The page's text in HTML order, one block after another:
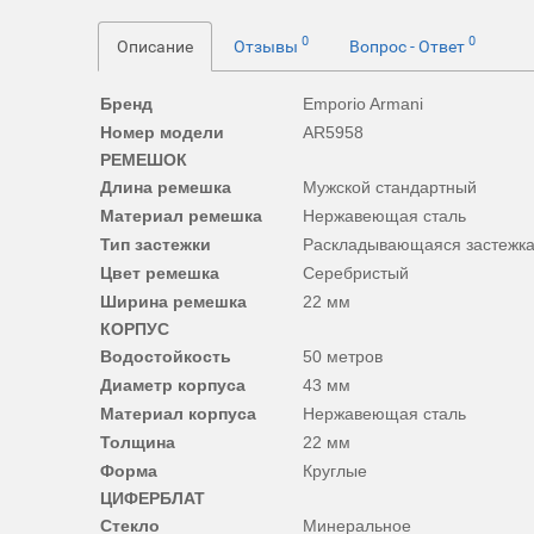
Описание Отзывы0 Вопрос - Ответ0
Бренд
Emporio Armani
Номер модели
AR5958
РЕМЕШОК
Длина ремешка
Мужской стандартный
Материал ремешка
Нержавеющая сталь
Тип застежки
Раскладывающаяся
Цвет ремешка
Серебристый
Ширина ремешка
22 мм
КОРПУС
Водостойкость
50 метров
Диаметр корпуса
43 мм
Материал корпуса
Нержавеющая сталь
Толщина
22 мм
Форма
Круглые
ЦИФЕРБЛАТ
Стекло
Минеральное